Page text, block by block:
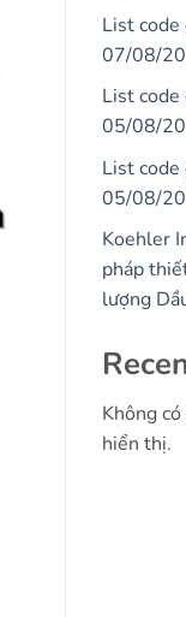
List
07/08/
List
05/08/
List
05/08/
Koehler
pháp
lượng
Không
hiển thị.